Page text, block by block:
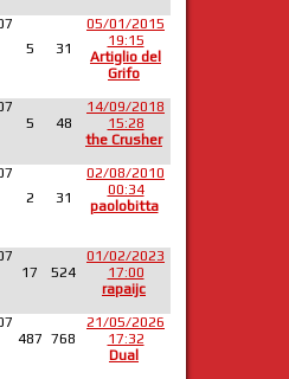
5 31
05/01/2015
19:15
Artiglio del
Grifo
5 48
14/09/2018
15:28
the Crusher
2 31
02/08/2010
00:34
paolobitta
17 524
01/02/2023
17:00
rapaijc
487 768
21/05/2026
17:32
Dual